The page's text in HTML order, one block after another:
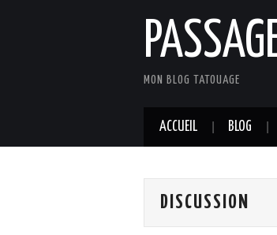
MON BLOG TATOUAGE
ACCUEIL BLOG
DISCUSSION